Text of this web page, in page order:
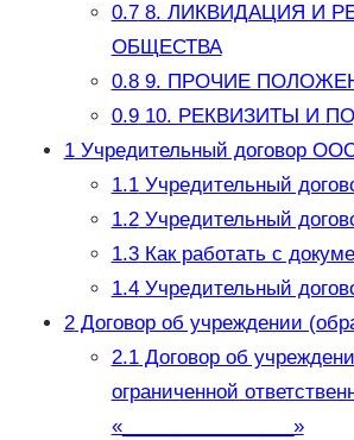
0.78. ЛИКВИДАЦИЯ И
ОБЩЕСТВА
0.89. ПРОЧИЕ
0.910. РЕКВИЗИТЫ И
1Учредительный договор
1.1Учредительный
1.2Учредительный
1.3Как работать с
1.4Учредительный
2Договор об учреждении
2.1Договор об
ограниченной
«________________»